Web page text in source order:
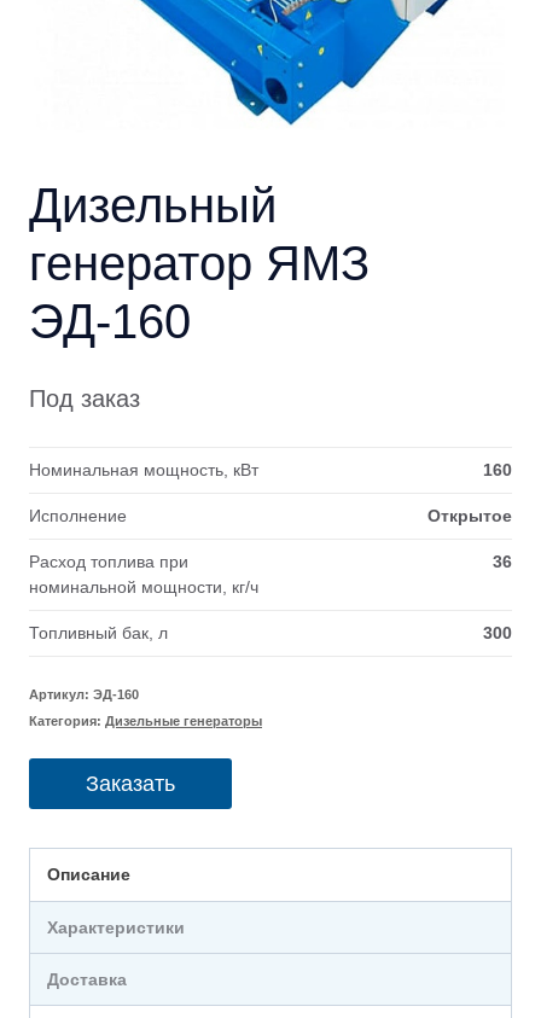
Дизельный
генератор ЯМЗ
ЭД-160
Под заказ
Номинальная мощность, кВт 160
Исполнение Открытое
Расход топлива при
номинальной мощности, кг/ч
36
Топливный бак, л 300
Артикул: ЭД-160
Категория: Дизельные генераторы
Заказать
Описание
Характеристики
Доставка